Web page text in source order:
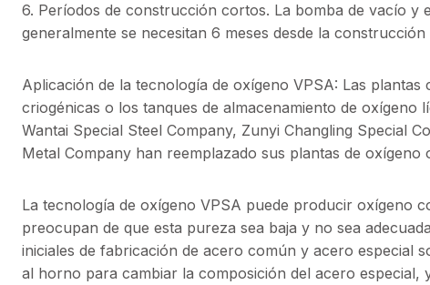
6. Períodos de construcción cortos. La bomba de vacío
generalmente se necesitan 6 meses desde la
Aplicación de la tecnología de oxígeno VPSA: Las
criogénicas o los tanques de almacenamiento de oxígeno
Wantai Special Steel Company, Zunyi Changling Special
Metal Company han reemplazado sus plantas de
La tecnología de oxígeno VPSA puede producir oxígeno
preocupan de que esta pureza sea baja y no sea
iniciales de fabricación de acero común y acero especial
al horno para cambiar la composición del acero